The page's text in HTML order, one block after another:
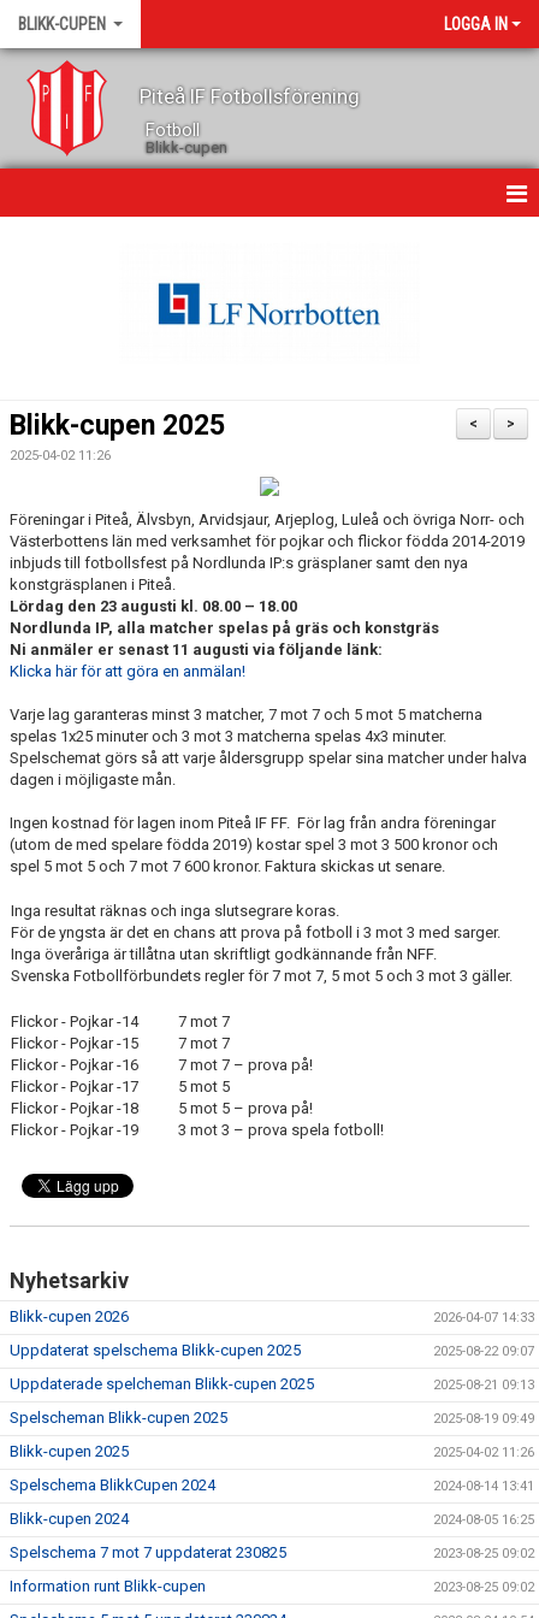
BLIKK-CUPEN LOGGA IN
Piteå IF Fotbollsförening
Fotboll
Blikk-cupen
KONTAKT
>
<
Blikk-cupen 2025
2025-04-02 11:26
Föreningar i Piteå, Älvsbyn, Arvidsjaur, Arjeplog, Luleå och övriga Norr- och
Västerbottens län med verksamhet för pojkar och flickor födda 2014-2019
inbjuds till fotbollsfest på Nordlunda IP:s gräsplaner samt den nya
konstgräsplanen i Piteå.
Lördag den 23 augusti kl. 08.00 – 18.00
Nordlunda IP, alla matcher spelas på gräs och konstgräs
Ni anmäler er senast 11 augusti via följande länk:
Klicka här för att göra en anmälan!
Varje lag garanteras minst 3 matcher, 7 mot 7 och 5 mot 5 matcherna
spelas 1x25 minuter och 3 mot 3 matcherna spelas 4x3 minuter.
Spelschemat görs så att varje åldersgrupp spelar sina matcher under halva
dagen i möjligaste mån.
Ingen kostnad för lagen inom Piteå IF FF. För lag från andra föreningar
(utom de med spelare födda 2019) kostar spel 3 mot 3 500 kronor och
spel 5 mot 5 och 7 mot 7 600 kronor. Faktura skickas ut senare.
Inga resultat räknas och inga slutsegrare koras.
För de yngsta är det en chans att prova på fotboll i 3 mot 3 med sarger.
Inga överåriga är tillåtna utan skriftligt godkännande från NFF.
Svenska Fotbollförbundets regler för 7 mot 7, 5 mot 5 och 3 mot 3 gäller.
Flickor - Pojkar -14 7 mot 7
Flickor - Pojkar -15 7 mot 7
Flickor - Pojkar -16 7 mot 7 – prova på!
Flickor - Pojkar -17 5 mot 5
Flickor - Pojkar -18 5 mot 5 – prova på!
Flickor - Pojkar -19 3 mot 3 – prova spela fotboll!
Nyhetsarkiv
Blikk-cupen 2026 2026-04-07 14:33
Uppdaterat spelschema Blikk-cupen 2025 2025-08-22 09:07
Uppdaterade spelcheman Blikk-cupen 2025 2025-08-21 09:13
Spelscheman Blikk-cupen 2025 2025-08-19 09:49
Blikk-cupen 2025 2025-04-02 11:26
Spelschema BlikkCupen 2024 2024-08-14 13:41
Blikk-cupen 2024 2024-08-05 16:25
Spelschema 7 mot 7 uppdaterat 230825 2023-08-25 09:02
Information runt Blikk-cupen 2023-08-25 09:02